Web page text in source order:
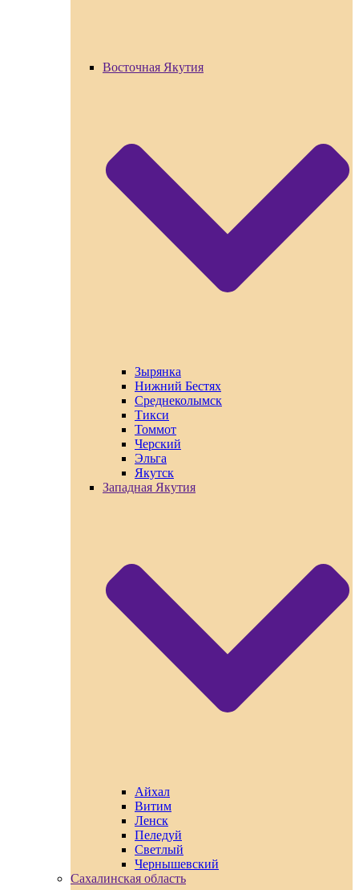
Восточная Якутия
Зырянка
Нижний Бестях
Среднеколымск
Тикси
Томмот
Черский
Эльга
Якутск
Западная Якутия
Айхал
Витим
Ленск
Пеледуй
Светлый
Чернышевский
Сахалинская область